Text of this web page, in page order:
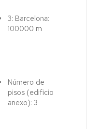
3: Barcelona:
100000 m
Número de
pisos (edificio
anexo): 3